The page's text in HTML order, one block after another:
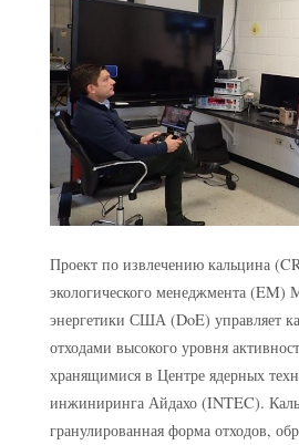
Проект по извлечению кальцина
экологического менеджмента (EM)
энергетики США (DoE) управляет
отходами высокого уровня
хранящимися в Центре ядерных
инжиниринга Айдахо (INTEC).
гранулированная форма отходов,